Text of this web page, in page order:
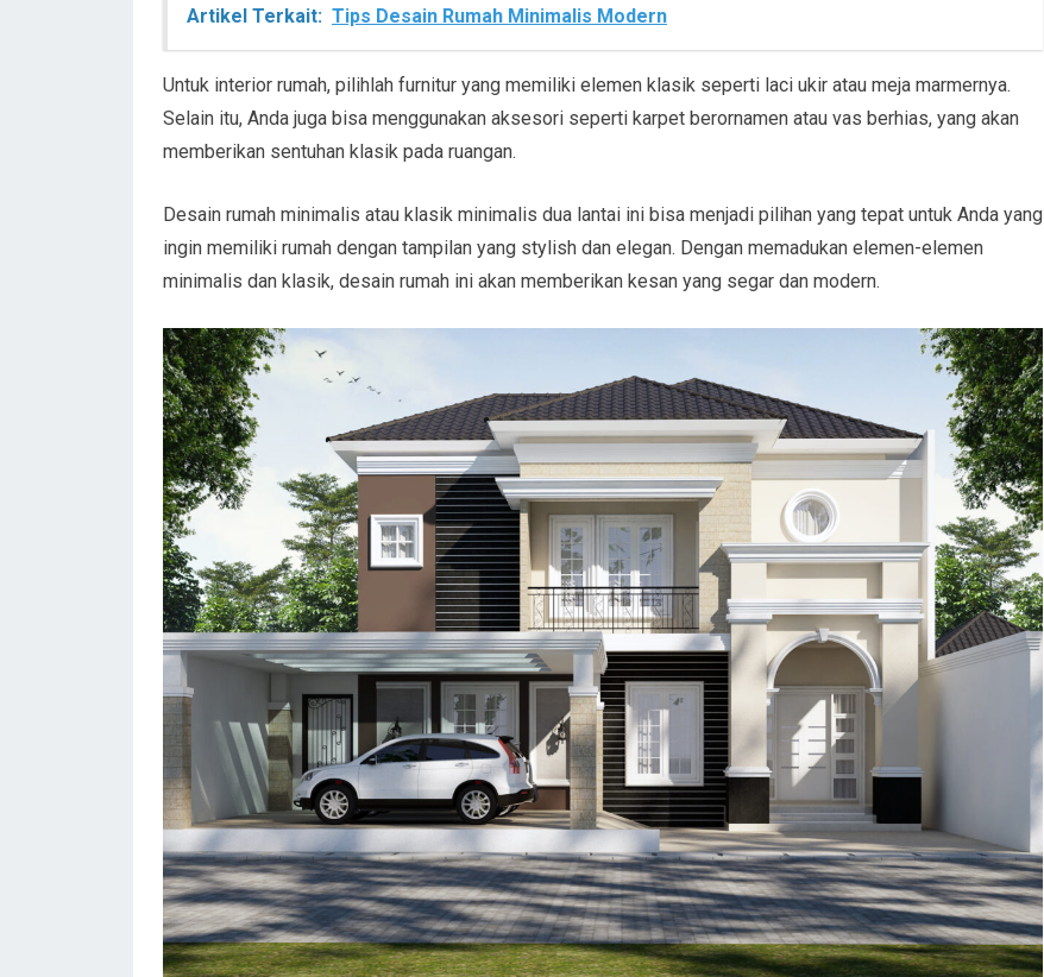
Artikel Terkait: Tips Desain Rumah Minimalis Modern
Untuk interior rumah, pilihlah furnitur yang memiliki elemen klasik seperti laci ukir atau meja marmernya.
Selain itu, Anda juga bisa menggunakan aksesori seperti karpet berornamen atau vas berhias, yang akan
memberikan sentuhan klasik pada ruangan.
Desain rumah minimalis atau klasik minimalis dua lantai ini bisa menjadi pilihan yang tepat untuk Anda yang
ingin memiliki rumah dengan tampilan yang stylish dan elegan. Dengan memadukan elemen-elemen
minimalis dan klasik, desain rumah ini akan memberikan kesan yang segar dan modern.